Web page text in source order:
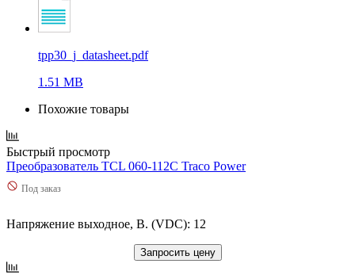
tpp30_j_datasheet.pdf
1.51 MB
Похожие товары
Быстрый просмотр
Преобразователь TCL 060-112C Traco Power
Под заказ
Напряжение выходное, В. (VDC): 12
Запросить цену